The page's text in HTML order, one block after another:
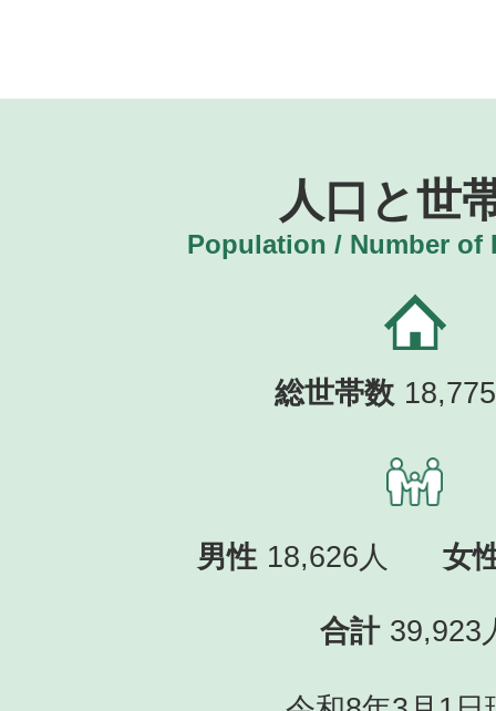
人口と世
Population / Number of
総世帯数
男性 18,626人 女
合計 39,923